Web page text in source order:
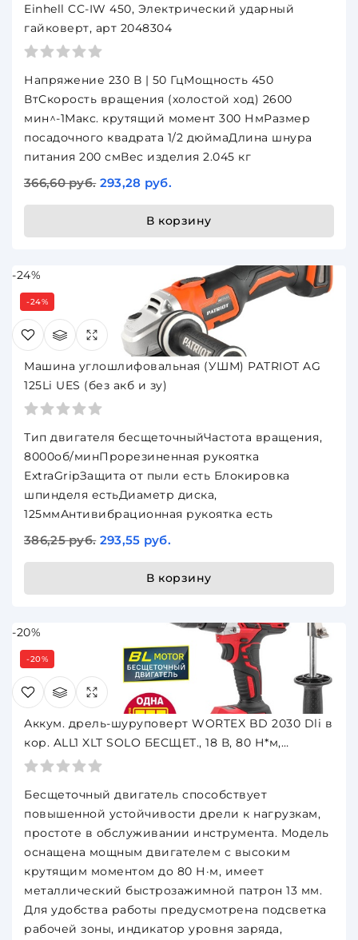
Einhell CC-IW 450, Электрический ударный
гайковерт, арт 2048304
Напряжение 230 В | 50 ГцМощность 450
ВтСкорость вращения (холостой ход) 2600
мин^-1Макс. крутящий момент 300 НмРазмер
посадочного квадрата 1/2 дюймаДлина шнура
питания 200 смВес изделия 2.045 кг
366,60 руб. 293,28 руб.
В корзину
-24%
-24%
Машина углошлифовальная (УШМ) PATRIOT AG
125Li UES (без акб и зу)
Тип двигателя бесщеточныйЧастота вращения,
8000об/минПрорезиненная рукоятка
ExtraGripЗащита от пыли есть Блокировка
шпинделя естьДиаметр диска,
125ммАнтивибрационная рукоятка есть
386,25 руб. 293,55 руб.
В корзину
-20%
-20%
Аккум. дрель-шуруповерт WORTEX BD 2030 Dli в
кор. ALL1 XLT SOLO БЕСЩЕТ., 18 В, 80 Н*м,
БЗП(мет.) 13
Бесщеточный двигатель способствует
повышенной устойчивости дрели к нагрузкам,
простоте в обслуживании инструмента. Модель
оснащена мощным двигателем с высоким
крутящим моментом до 80 Н·м, имеет
металлический быстрозажимной патрон 13 мм.
Для удобства работы предусмотрена подсветка
рабочей зоны, индикатор уровня заряда,